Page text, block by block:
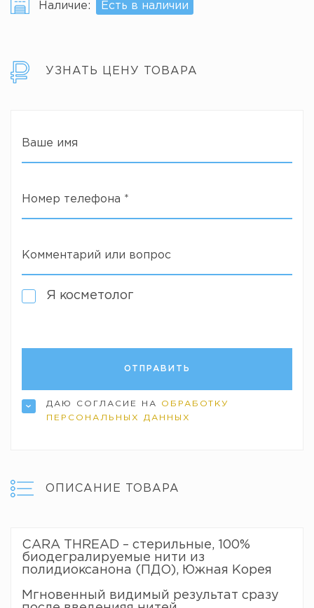
Наличие: Есть в наличии
УЗНАТЬ ЦЕНУ ТОВАРА
Ваше имя
Номер телефона *
Комментарий или вопрос
Я косметолог
ДАЮ СОГЛАСИЕ НА ОБРАБОТКУ
ПЕРСОНАЛЬНЫХ ДАННЫХ
ОПИСАНИЕ ТОВАРА
CARA THREAD – стерильные, 100%
биодегралируемые нити из
полидиоксанона (ПДО), Южная Корея
Мгновенный видимый результат сразу